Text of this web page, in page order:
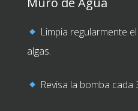
Limpia regularmente
algas.
Revisa la bomba cada